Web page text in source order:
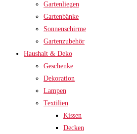
Gartenliegen
Gartenbänke
Sonnenschirme
Gartenzubehör
Haushalt & Deko
Geschenke
Dekoration
Lampen
Textilien
Kissen
Decken